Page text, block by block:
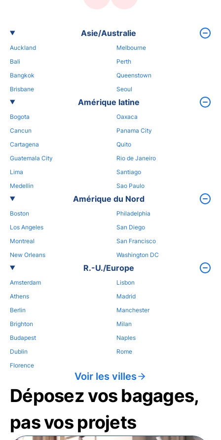
Asie/Australie
Auckland
Bali
Bangkok
Brisbane
Melbourne
Perth
Queenstown
Seoul
Amérique latine
Bogota
Cancun
Cartagena
Guatemala City
Lima
Medellin
Oaxaca
Panama City
Quito
Rio de Janeiro
Santiago
Sao Paulo
Amérique du Nord
Boston
Los Angeles
Montreal
New Orleans
Philadelphia
San Diego
San Francisco
Washington DC
R.-U./Europe
Amsterdam
Athens
Berlin
Brighton
Budapest
Dublin
Florence
Lisbon
Madrid
Manchester
Milan
Naples
Rome
Voir les villes
Déposez vos bagages,
pas vos projets